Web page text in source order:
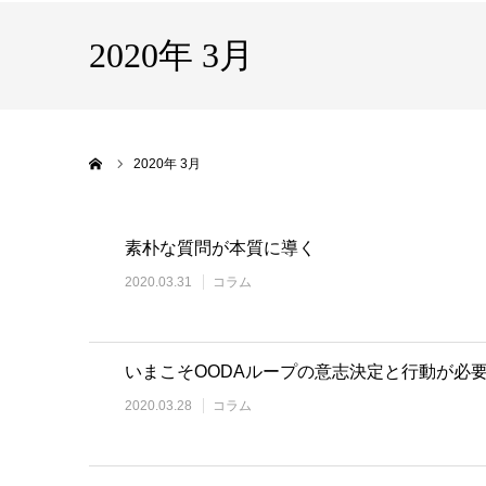
2020年 3月
2020年 3月
素朴な質問が本質に導く
2020.03.31 コラム
いまこそOODAループの意志決定と行動が必
2020.03.28 コラム